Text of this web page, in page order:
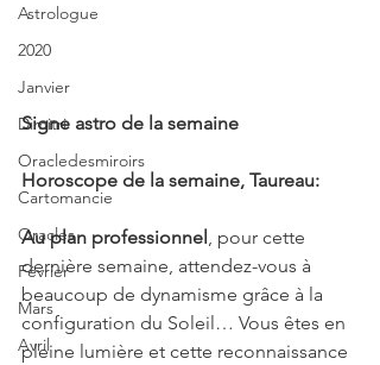
Astrologue
2020
Janvier
Dimitri
Oracledesmiroirs
Cartomancie
Oracles
Février
Mars
Avril
Signe astro de la semaine
Horoscope de la semaine, Taureau:
Au plan professionnel , pour cette
dernière semaine, attendez-vous à
beaucoup de dynamisme grâce à la
configuration du Soleil… Vous êtes en
pleine lumière et cette reconnaissance